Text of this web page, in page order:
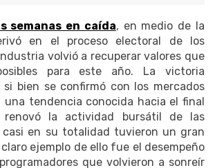
semanas en caída, en medio de la
en el proceso electoral de los
volvió a recuperar valores que
para este año. La victoria
si bien se confirmó con los mercados
una tendencia conocida hacia el final
renovó la actividad bursátil de las
casi en su totalidad tuvieron un gran
ejemplo de ello fue el desempeño
que volvieron a sonreír